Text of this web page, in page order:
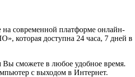
современной платформе онлайн-
которая доступна 24 часа, 7 дней в
Вы сможете в любое удобное время.
с выходом в Интернет.